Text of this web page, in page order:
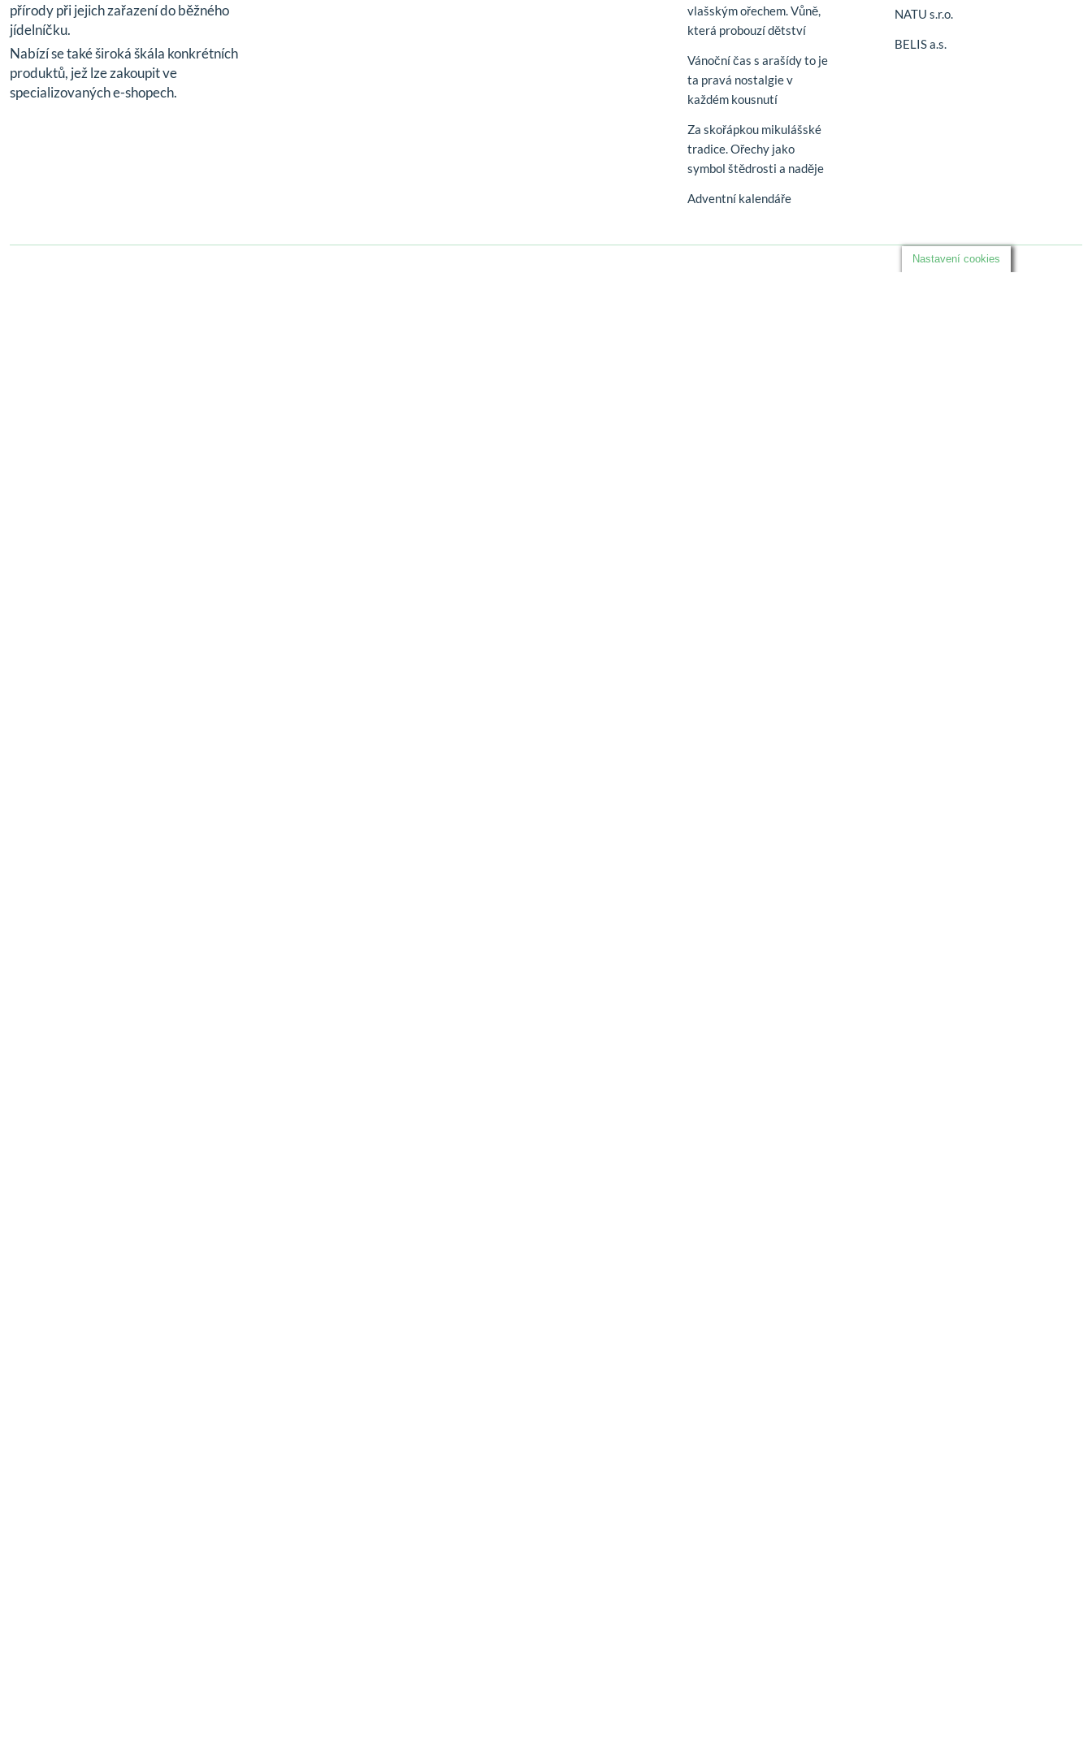
přírody při jejich zařazení do běžného
jídelníčku.
Nabízí se také široká škála konkrétních
produktů, jež lze zakoupit ve
specializovaných e-shopech.
vlašským ořechem. Vůně,
která probouzí dětství
Vánoční čas s arašídy to je
ta pravá nostalgie v
každém kousnutí
Za skořápkou mikulášské
tradice. Ořechy jako
symbol štědrosti a naděje
Adventní kalendáře
NATU s.r.o.
BELIS a.s.
Nastavení cookies